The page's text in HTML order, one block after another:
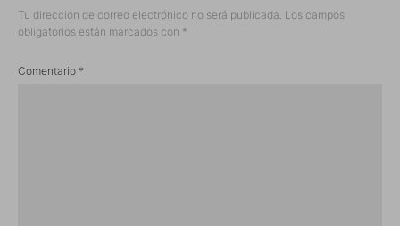
Tu dirección de correo electrónico no será publicada. Los campos
obligatorios están marcados con *
Comentario *